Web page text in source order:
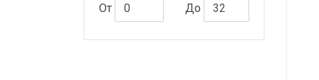
От До